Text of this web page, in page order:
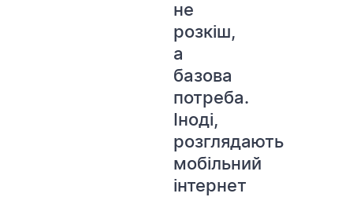
не
розкіш,
а
базова
потреба.
Іноді,
розглядають
мобільний
інтернет